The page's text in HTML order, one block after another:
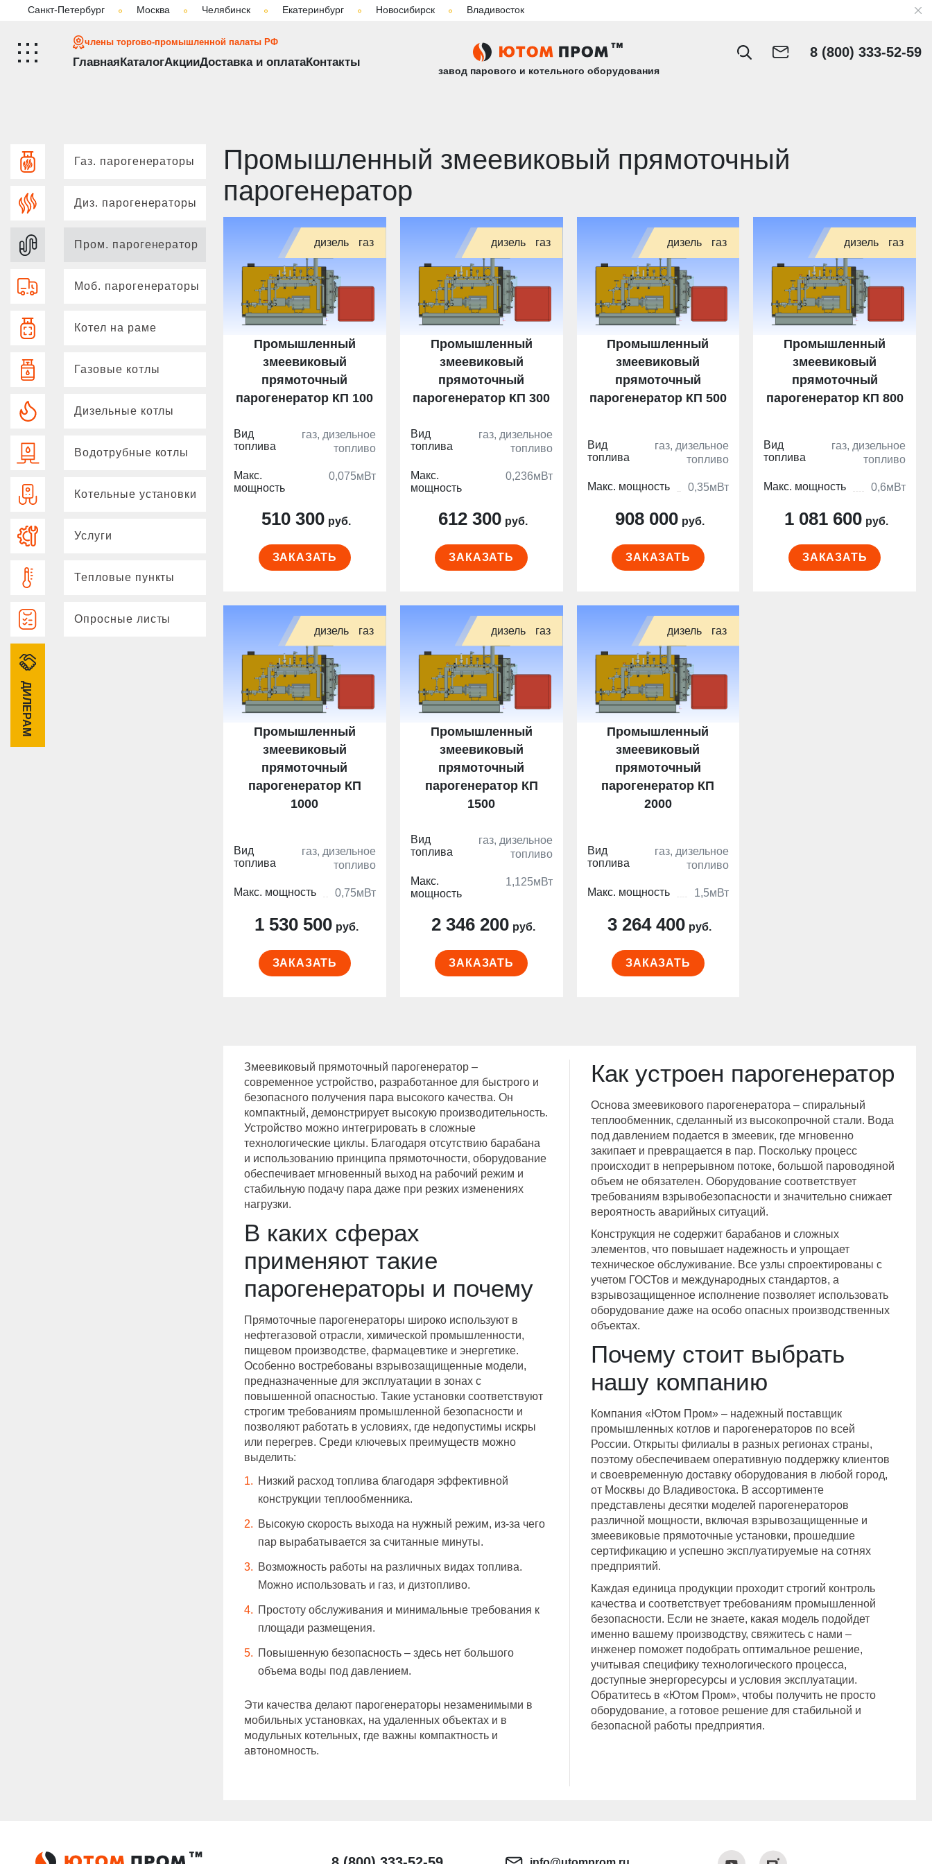
Санкт-Петербург Москва Челябинск Екатеринбург Новосибирск Владивосток
члены торгово-промышленной палаты РФ
ГлавнаяКаталогАкцииДоставка и оплатаКонтакты
завод парового и котельного оборудования
8 (800) 333-52-59
Главная Каталог Промышленный змеевиковый прямоточный парогенератор
Газ. парогенераторы
Диз. парогенераторы
Пром. парогенератор
Моб. парогенераторы
Котел на раме
Газовые котлы
Дизельные котлы
Водотрубные котлы
Котельные установки
Услуги
Тепловые пункты
Опросные листы
ДИЛЕРАМ
Промышленный змеевиковый прямоточный
парогенератор
Промышленный
змеевиковый
прямоточный
парогенератор КП 100
дизель газ
Вид
топлива
газ, дизельное
топливо
Макс.
мощность
0,075мВт
510 300 руб.
ЗАКАЗАТЬ
Промышленный
змеевиковый
прямоточный
парогенератор КП 300
дизель газ
Вид
топлива
газ, дизельное
топливо
Макс.
мощность
0,236мВт
612 300 руб.
ЗАКАЗАТЬ
Промышленный
змеевиковый
прямоточный
парогенератор КП 500
дизель газ
Вид
топлива
газ, дизельное
топливо
Макс. мощность 0,35мВт
908 000 руб.
ЗАКАЗАТЬ
Промышленный
змеевиковый
прямоточный
парогенератор КП 800
дизель газ
Вид
топлива
газ, дизельное
топливо
Макс. мощность 0,6мВт
1 081 600 руб.
ЗАКАЗАТЬ
Промышленный
змеевиковый
прямоточный
парогенератор КП
1000
дизель газ
Вид
топлива
газ, дизельное
топливо
Макс. мощность 0,75мВт
1 530 500 руб.
ЗАКАЗАТЬ
Промышленный
змеевиковый
прямоточный
парогенератор КП
1500
дизель газ
Вид
топлива
газ, дизельное
топливо
Макс.
мощность
1,125мВт
2 346 200 руб.
ЗАКАЗАТЬ
Промышленный
змеевиковый
прямоточный
парогенератор КП
2000
дизель газ
Вид
топлива
газ, дизельное
топливо
Макс. мощность 1,5мВт
3 264 400 руб.
ЗАКАЗАТЬ
Змеевиковый прямоточный парогенератор –
современное устройство, разработанное для быстрого и
безопасного получения пара высокого качества. Он
компактный, демонстрирует высокую производительность.
Устройство можно интегрировать в сложные
технологические циклы. Благодаря отсутствию барабана
и использованию принципа прямоточности, оборудование
обеспечивает мгновенный выход на рабочий режим и
стабильную подачу пара даже при резких изменениях
нагрузки.
В каких сферах
применяют такие
парогенераторы и почему
Прямоточные парогенераторы широко используют в
нефтегазовой отрасли, химической промышленности,
пищевом производстве, фармацевтике и энергетике.
Особенно востребованы взрывозащищенные модели,
предназначенные для эксплуатации в зонах с
повышенной опасностью. Такие установки соответствуют
строгим требованиям промышленной безопасности и
позволяют работать в условиях, где недопустимы искры
или перегрев. Среди ключевых преимуществ можно
выделить:
Низкий расход топлива благодаря эффективной
конструкции теплообменника.
Высокую скорость выхода на нужный режим, из-за чего
пар вырабатывается за считанные минуты.
Возможность работы на различных видах топлива.
Можно использовать и газ, и дизтопливо.
Простоту обслуживания и минимальные требования к
площади размещения.
Повышенную безопасность – здесь нет большого
объема воды под давлением.
Эти качества делают парогенераторы незаменимыми в
мобильных установках, на удаленных объектах и в
модульных котельных, где важны компактность и
автономность.
Как устроен парогенератор
Основа змеевикового парогенератора – спиральный
теплообменник, сделанный из высокопрочной стали. Вода
под давлением подается в змеевик, где мгновенно
закипает и превращается в пар. Поскольку процесс
происходит в непрерывном потоке, большой пароводяной
объем не обязателен. Оборудование соответствует
требованиям взрывобезопасности и значительно снижает
вероятность аварийных ситуаций.
Конструкция не содержит барабанов и сложных
элементов, что повышает надежность и упрощает
техническое обслуживание. Все узлы спроектированы с
учетом ГОСТов и международных стандартов, а
взрывозащищенное исполнение позволяет использовать
оборудование даже на особо опасных производственных
объектах.
Почему стоит выбрать
нашу компанию
Компания «Ютом Пром» – надежный поставщик
промышленных котлов и парогенераторов по всей
России. Открыты филиалы в разных регионах страны,
поэтому обеспечиваем оперативную поддержку клиентов
и своевременную доставку оборудования в любой город,
от Москвы до Владивостока. В ассортименте
представлены десятки моделей парогенераторов
различной мощности, включая взрывозащищенные и
змеевиковые прямоточные установки, прошедшие
сертификацию и успешно эксплуатируемые на сотнях
предприятий.
Каждая единица продукции проходит строгий контроль
качества и соответствует требованиям промышленной
безопасности. Если не знаете, какая модель подойдет
именно вашему производству, свяжитесь с нами –
инженер поможет подобрать оптимальное решение,
учитывая специфику технологического процесса,
доступные энергоресурсы и условия эксплуатации.
Обратитесь в «Ютом Пром», чтобы получить не просто
оборудование, а готовое решение для стабильной и
безопасной работы предприятия.